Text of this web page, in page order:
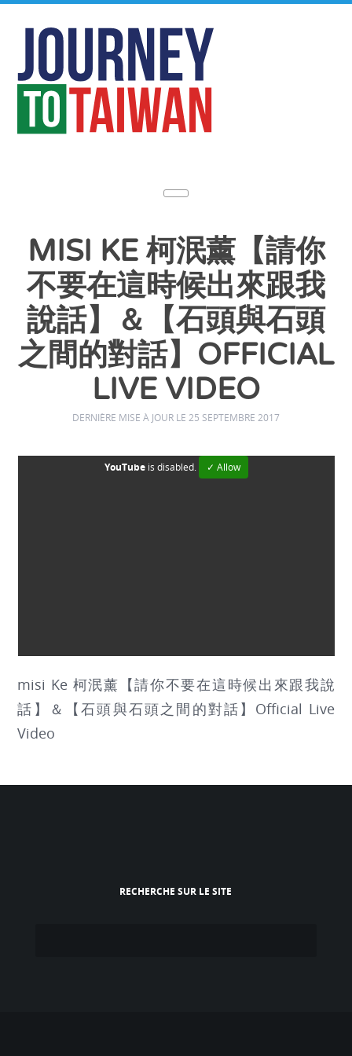
MISI KE 柯泯薰【請你
不要在這時候出來跟我
說話】＆【石頭與石頭
之間的對話】OFFICIAL
LIVE VIDEO
DERNIÈRE MISE À JOUR LE 25 SEPTEMBRE 2017
YouTubeis disabled. ✓ Allow
misi Ke 柯泯薰【請你不要在這時候出來跟我說
話】＆【石頭與石頭之間的對話】Official Live
Video
RECHERCHE SUR LE SITE